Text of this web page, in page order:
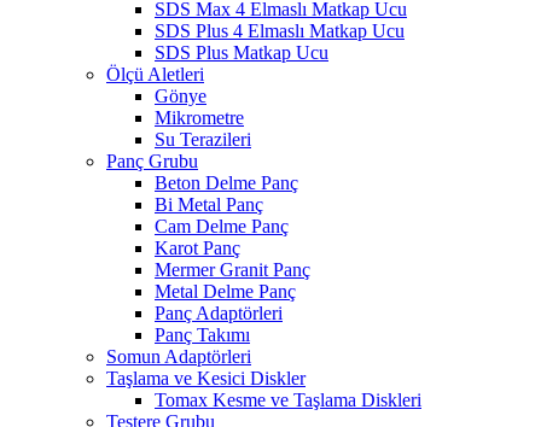
SDS Max 4 Elmaslı Matkap Ucu
SDS Plus 4 Elmaslı Matkap Ucu
SDS Plus Matkap Ucu
Ölçü Aletleri
Gönye
Mikrometre
Su Terazileri
Panç Grubu
Beton Delme Panç
Bi Metal Panç
Cam Delme Panç
Karot Panç
Mermer Granit Panç
Metal Delme Panç
Panç Adaptörleri
Panç Takımı
Somun Adaptörleri
Taşlama ve Kesici Diskler
Tomax Kesme ve Taşlama Diskleri
Testere Grubu